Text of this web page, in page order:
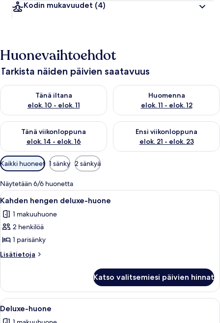
Kodin mukavuudet (4)
Huonevaihtoehdot
Tarkista näiden päivien saatavuus
Tänä iltana
elok. 10 - elok. 11
Tarkista tämän illan saatavuus elok. 10 - elok. 11
Huomenna
elok. 11 - elok. 12
Tarkista huomisen saatavuus
Tänä viikonloppuna
elok. 14 - elok. 16
Tarkista tämän viikonlopun saatavuus elok. 14 - elok. 16
Ensi viikonloppuna
elok. 21 - elok. 23
Tarkista ensi viikonlopun
Huoneille
saatavilla
olevia
suodattimia
Kaikki huoneet 1 sänky 2 sänkyä
Näytetään 6/6 huonetta
Avaa
kaikki
huonetyypin
Kahden
hengen
deluxe-
Hotellihuone, jossa on suuri sänky,
4
Kahden hengen deluxe-huone
1 makuuhuone
2 henkilöä
1 parisänky
Lisätietoja
Lisätietoja
deluxe-
huone
Katso valitsemiesi päivien hinnat
Avaa
kaikki
Hotellihuone, jossa on kaksi
4
Deluxe-huone